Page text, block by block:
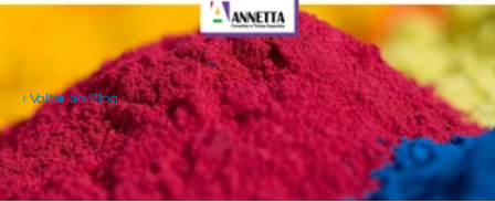
‹ Voltar ao Blog